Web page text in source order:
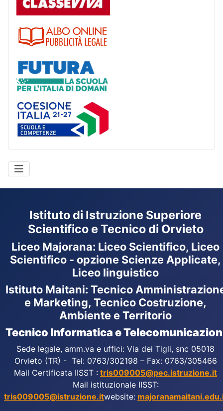
Istituto di Istruzione Superiore
Scientifico e Tecnico di Orvieto
Liceo Majorana: Liceo Scientifico, Liceo
Scientifico - opzione Scienze Applicate,
Liceo linguistico
Istituto Maitani: Tecnico
e Marketing, Tecnico Costruzione,
Ambiente e Territorio
Tecnico Informatica e
Sede legale, amm.va e uffici: Via dei Tigli, snc 05018
Orvieto (TR) - Tel: 0763/302198 – Fax: 0763/305466
Mail Certificata IISST : tris009005@pec.istruzione.it
Mail istituzionale IISST:
tris009005@istruzione.itwebsite: